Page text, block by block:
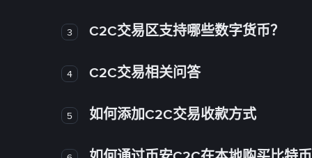
3 C2C交易区支持哪些数字货币？
4 C2C交易相关问答
5 如何添加C2C交易收款方式